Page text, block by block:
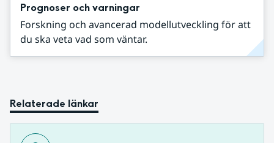
Prognoser och varningar
Forskning och avancerad modellutveckling för att
du ska veta vad som väntar.
Relaterade länkar